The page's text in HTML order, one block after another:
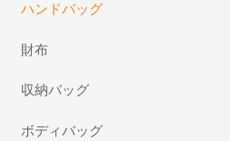
ハンドバッグ
財布
収納バッグ
ボディバッグ